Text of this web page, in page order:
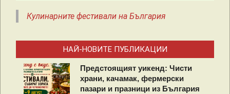
Кулинарните фестивали на България
НАЙ-НОВИТЕ ПУБЛИКАЦИИ
Предстоящият уикенд: Чисти
храни, качамак, фермерски
пазари и празници из България